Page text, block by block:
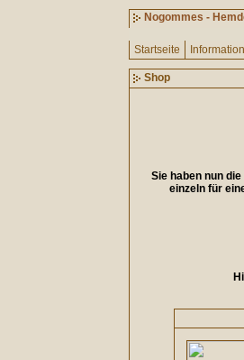
Nogommes -
Startseite
Shop
Sie haben nun
einzeln für